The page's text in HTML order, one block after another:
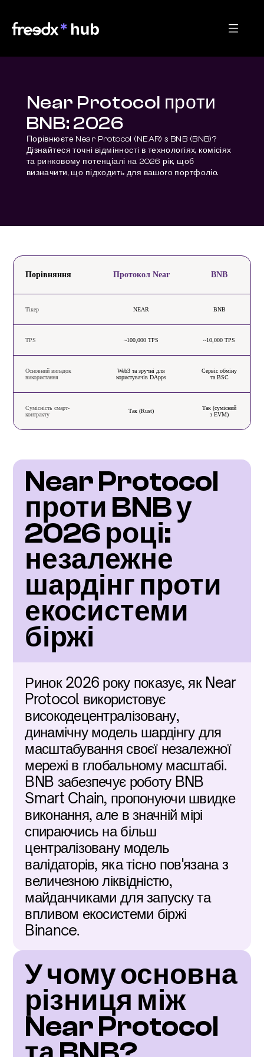
Near Protocol проти
BNB: 2026
Порівнюєте Near Protocol (NEAR) з BNB (BNB)?
Дізнайтеся точні відмінності в технологіях, комісіях
та ринковому потенціалі на 2026 рік, щоб
визначити, що підходить для вашого портфоліо.
Порівняння Протокол Near BNB
Тікер NEAR BNB
TPS ~100,000 TPS ~10,000 TPS
Основний випадок
використання
Web3 та зручні для
користувачів DApps
Сервіс обміну
та BSC
Сумісність смарт-
контракту
Так (Rust)
Так (сумісний
з EVM)
Near Protocol
проти BNB у
2026 році:
незалежне
шардінг проти
екосистеми
біржі
Ринок 2026 року показує, як Near
Protocol використовує
високодецентралізовану,
динамічну модель шардінгу для
масштабування своєї незалежної
мережі в глобальному масштабі.
BNB забезпечує роботу BNB
Smart Chain, пропонуючи швидке
виконання, але в значній мірі
спираючись на більш
централізовану модель
валідаторів, яка тісно пов'язана з
величезною ліквідністю,
майданчиками для запуску та
впливом екосистеми біржі
Binance.
У чому основна
різниця між
Near Protocol